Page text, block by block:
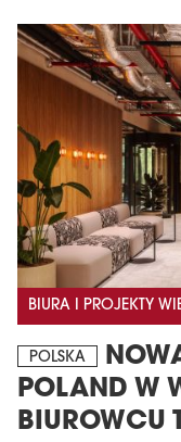
BIURA I PROJEKTY
POLSKA
POLAND W
BIUROWCU